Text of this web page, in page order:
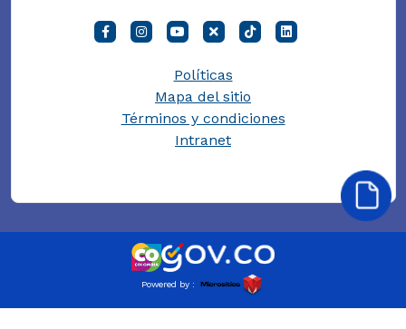
Políticas
Mapa del sitio
Términos y condiciones
Intranet
Powered by :